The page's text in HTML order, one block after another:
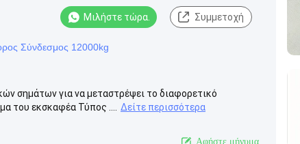
Μιλήστε τώρα. Συμμετοχή
Σύνδεσμος 12000kg
σημάτων για να μεταστρέψει το διαφορετικό
του εκσκαφέα Τύπος ....
Δείτε περισσότερα
Αφήστε μήνυμα